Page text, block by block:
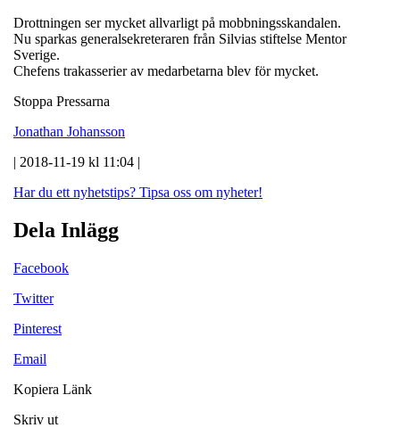
Drottningen ser mycket allvarligt på mobbningsskandalen.
Nu sparkas generalsekreteraren från Silvias stiftelse Mentor
Sverige.
Chefens trakasserier av medarbetarna blev för mycket.
Stoppa Pressarna
Jonathan Johansson
| 2018-11-19 kl 11:04 |
Har du ett nyhetstips? Tipsa oss om nyheter!
Dela Inlägg
Facebook
Twitter
Pinterest
Email
Kopiera Länk
Skriv ut